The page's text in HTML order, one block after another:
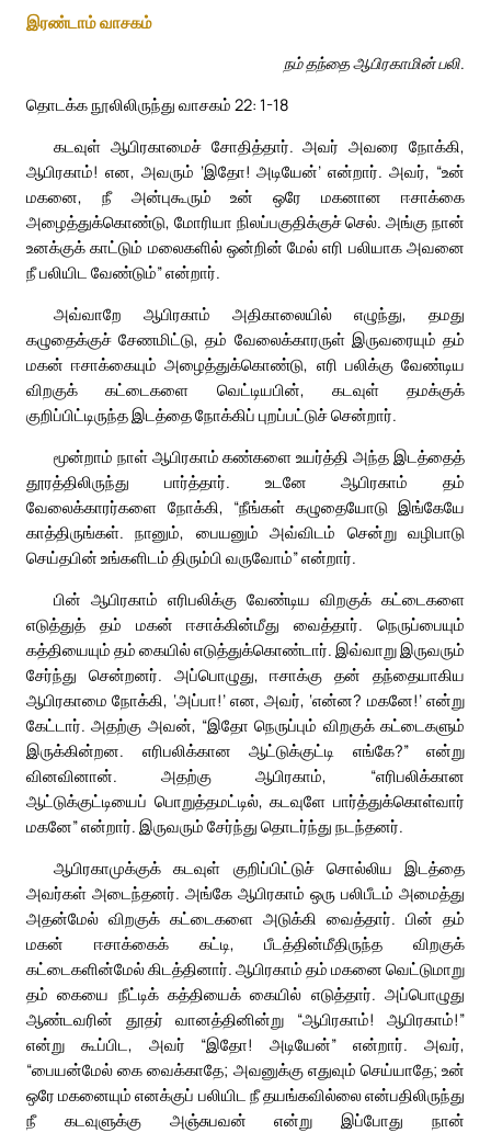
இரண்டாம் வாசகம்
நம் தந்தை ஆபிரகாமின் பலி.
தொடக்க நூலிலிருந்து வாசகம் 22: 1-18
கடவுள் ஆபிரகாமைச் சோதித்தார். அவர் அவரை நோக்கி,
ஆபிரகாம்! என, அவரும் ‘இதோ! அடியேன்’ என்றார். அவர், “உன்
மகனை, நீ அன்புகூரும் உன் ஒரே மகனான ஈசாக்கை
அழைத்துக்கொண்டு, மோரியா நிலப்பகுதிக்குச் செல். அங்கு நான்
உனக்குக் காட்டும் மலைகளில் ஒன்றின் மேல் எரி பலியாக அவனை
நீ பலியிட வேண்டும்” என்றார்.
அவ்வாறே ஆபிரகாம் அதிகாலையில் எழுந்து, தமது
கழுதைக்குச் சேணமிட்டு, தம் வேலைக்காரருள் இருவரையும் தம்
மகன் ஈசாக்கையும் அழைத்துக்கொண்டு, எரி பலிக்கு வேண்டிய
விறகுக் கட்டைகளை வெட்டியபின், கடவுள் தமக்குக்
குறிப்பிட்டிருந்த இடத்தை நோக்கிப் புறப்பட்டுச் சென்றார்.
மூன்றாம் நாள் ஆபிரகாம் கண்களை உயர்த்தி அந்த இடத்தைத்
தூரத்திலிருந்து பார்த்தார். உடனே ஆபிரகாம் தம்
வேலைக்காரர்களை நோக்கி, “நீங்கள் கழுதையோடு இங்கேயே
காத்திருங்கள். நானும், பையனும் அவ்விடம் சென்று வழிபாடு
செய்தபின் உங்களிடம் திரும்பி வருவோம்” என்றார்.
பின் ஆபிரகாம் எரிபலிக்கு வேண்டிய விறகுக் கட்டைகளை
எடுத்துத் தம் மகன் ஈசாக்கின்மீது வைத்தார். நெருப்பையும்
கத்தியையும் தம் கையில் எடுத்துக்கொண்டார். இவ்வாறு இருவரும்
சேர்ந்து சென்றனர். அப்பொழுது, ஈசாக்கு தன் தந்தையாகிய
ஆபிரகாமை நோக்கி, ‘அப்பா!’ என, அவர், ‘என்ன? மகனே!’ என்று
கேட்டார். அதற்கு அவன், “இதோ நெருப்பும் விறகுக் கட்டைகளும்
இருக்கின்றன. எரிபலிக்கான ஆட்டுக்குட்டி எங்கே?” என்று
வினவினான். அதற்கு ஆபிரகாம், “எரிபலிக்கான
ஆட்டுக்குட்டியைப் பொறுத்தமட்டில், கடவுளே பார்த்துக்கொள்வார்
மகனே” என்றார். இருவரும் சேர்ந்து தொடர்ந்து நடந்தனர்.
ஆபிரகாமுக்குக் கடவுள் குறிப்பிட்டுச் சொல்லிய இடத்தை
அவர்கள் அடைந்தனர். அங்கே ஆபிரகாம் ஒரு பலிபீடம் அமைத்து
அதன்மேல் விறகுக் கட்டைகளை அடுக்கி வைத்தார். பின் தம்
மகன் ஈசாக்கைக் கட்டி, பீடத்தின்மீதிருந்த விறகுக்
கட்டைகளின்மேல் கிடத்தினார். ஆபிரகாம் தம் மகனை வெட்டுமாறு
தம் கையை நீட்டிக் கத்தியைக் கையில் எடுத்தார். அப்பொழுது
ஆண்டவரின் தூதர் வானத்தினின்று “ஆபிரகாம்! ஆபிரகாம்!”
என்று கூப்பிட, அவர் “இதோ! அடியேன்” என்றார். அவர்,
“பையன்மேல் கை வைக்காதே; அவனுக்கு எதுவும் செய்யாதே; உன்
ஒரே மகனையும் எனக்குப் பலியிட நீ தயங்கவில்லை என்பதிலிருந்து
நீ கடவுளுக்கு அஞ்சுபவன் என்று இப்போது நான்